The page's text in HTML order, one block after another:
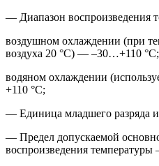
— Диапазон воспроизведения
воздушном охлаждении (при
воздуха 20 °С) — –30…+110 °С;
водяном охлаждении
+110 °С;
— Единица младшего разряда
— Предел допускаемой
воспроизведения